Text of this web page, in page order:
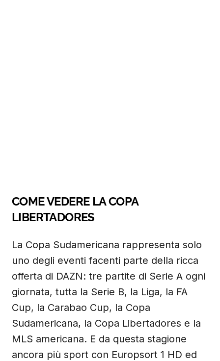
COME VEDERE LA COPA
LIBERTADORES
La Copa Sudamericana rappresenta solo
uno degli eventi facenti parte della ricca
offerta di DAZN: tre partite di Serie A ogni
giornata, tutta la Serie B, la Liga, la FA
Cup, la Carabao Cup, la Copa
Sudamericana, la Copa Libertadores e la
MLS americana. E da questa stagione
ancora più sport con Europsort 1 HD ed